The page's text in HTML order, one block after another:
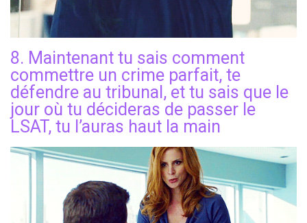
8. Maintenant tu sais comment
commettre un crime parfait, te
défendre au tribunal, et tu sais que le
jour où tu décideras de passer le
LSAT, tu l’auras haut la main